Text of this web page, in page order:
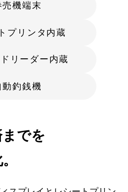
売機端末
プリンタ内蔵
リーダー内蔵
動釣銭機
でを